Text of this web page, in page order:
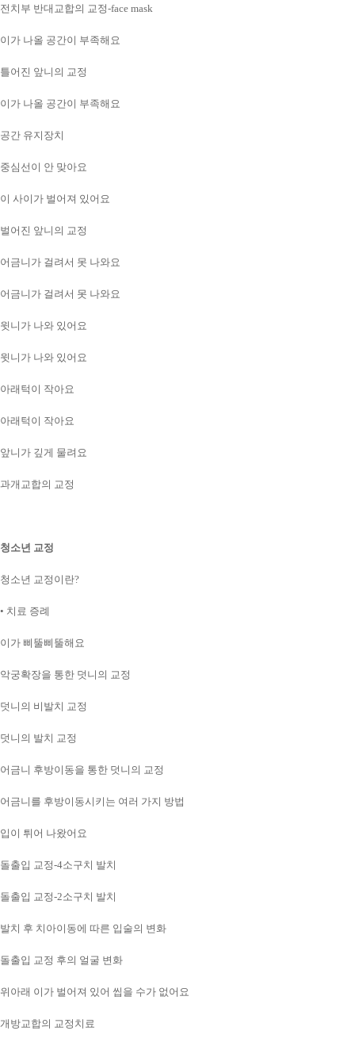
전치부 반대교합의 교정-face mask
이가 나올 공간이 부족해요
틀어진 앞니의 교정
이가 나올 공간이 부족해요
공간 유지장치
중심선이 안 맞아요
이 사이가 벌어져 있어요
벌어진 앞니의 교정
어금니가 걸려서 못 나와요
어금니가 걸려서 못 나와요
윗니가 나와 있어요
윗니가 나와 있어요
아래턱이 작아요
아래턱이 작아요
앞니가 깊게 물려요
과개교합의 교정
청소년 교정
청소년 교정이란?
• 치료 증례
이가 삐뚤삐뚤해요
악궁확장을 통한 덧니의 교정
덧니의 비발치 교정
덧니의 발치 교정
어금니 후방이동을 통한 덧니의 교정
어금니를 후방이동시키는 여러 가지 방법
입이 튀어 나왔어요
돌출입 교정-4소구치 발치
돌출입 교정-2소구치 발치
발치 후 치아이동에 따른 입술의 변화
돌출입 교정 후의 얼굴 변화
위아래 이가 벌어져 있어 씹을 수가 없어요
개방교합의 교정치료